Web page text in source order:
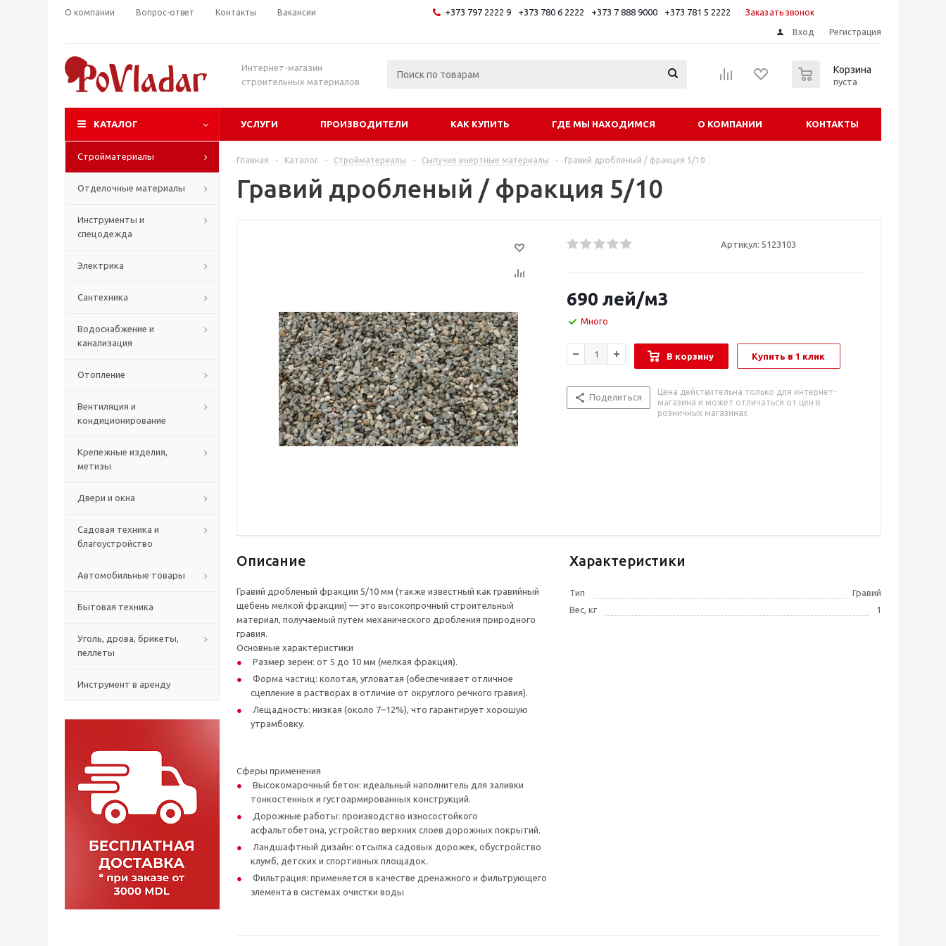
О компании Вопрос-ответ Контакты Вакансии +373 797 2222 9 +373 780 6 2222 +373 7 888 9000 +373 781 5 2222 Заказать звонок
Вход Регистрация
Интернет-магазин
строительных материалов
Корзина
пуста
КАТАЛОГ УСЛУГИ ПРОИЗВОДИТЕЛИ КАК КУПИТЬ ГДЕ МЫ НАХОДИМСЯ О КОМПАНИИ КОНТАКТЫ
Стройматериалы
Отделочные материалы
Инструменты и
спецодежда
Электрика
Сантехника
Водоснабжение и
канализация
Отопление
Вентиляция и
кондиционирование
Крепежные изделия,
метизы
Двери и окна
Садовая техника и
благоустройство
Автомобильные товары
Бытовая техника
Уголь, дрова, брикеты,
пеллеты
Инструмент в аренду
Главная - Каталог - Стройматериалы - Сыпучие инертные материалы - Гравий дробленый / фракция 5/10
Гравий дробленый / фракция 5/10
Артикул: 5123103
690 лей/м3
Много
В корзину Купить в 1 клик
Поделиться
Цена действительна только для интернет-
магазина и может отличаться от цен в
розничных магазинах
Описание
Гравий дробленый фракции 5/10 мм (также известный как гравийный
щебень мелкой фракции) — это высокопрочный строительный
материал, получаемый путем механического дробления природного
гравия.
Основные характеристики
Размер зерен: от 5 до 10 мм (мелкая фракция).
Форма частиц: колотая, угловатая (обеспечивает отличное
сцепление в растворах в отличие от округлого речного гравия).
Лещадность: низкая (около 7–12%), что гарантирует хорошую
утрамбовку.
Сферы применения
Высокомарочный бетон: идеальный наполнитель для заливки
тонкостенных и густоармированных конструкций.
Дорожные работы: производство износостойкого
асфальтобетона, устройство верхних слоев дорожных покрытий.
Ландшафтный дизайн: отсыпка садовых дорожек, обустройство
клумб, детских и спортивных площадок.
Фильтрация: применяется в качестве дренажного и фильтрующего
элемента в системах очистки воды
Характеристики
Тип
Гравий
Вес, кг
1